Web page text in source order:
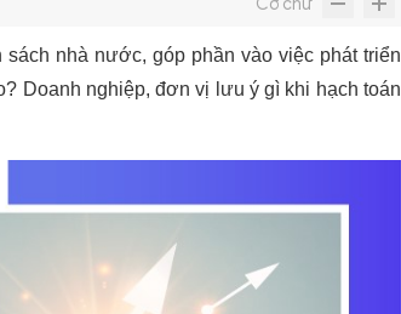
Cỡ chữ
nhà nước, góp phần vào việc phát triển
Doanh nghiệp, đơn vị lưu ý gì khi hạch toán